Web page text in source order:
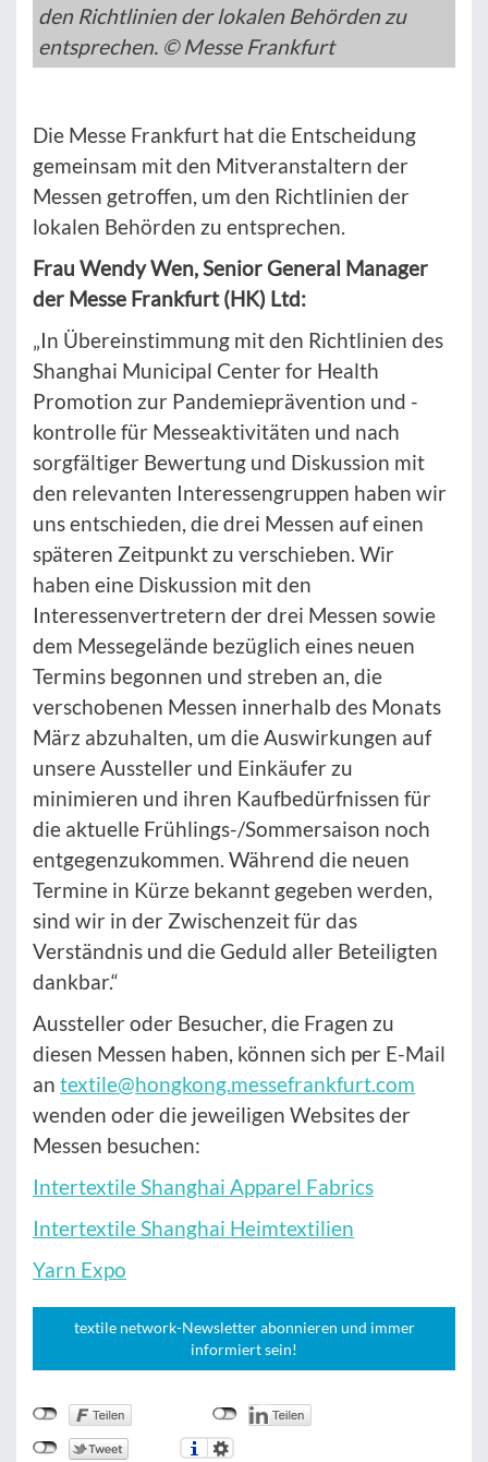
den Richtlinien der lokalen Behörden zu
entsprechen. © Messe Frankfurt
Die Messe Frankfurt hat die Entscheidung
gemeinsam mit den Mitveranstaltern der
Messen getroffen, um den Richtlinien der
lokalen Behörden zu entsprechen.
Frau Wendy Wen, Senior General Manager
der Messe Frankfurt (HK) Ltd:
„In Übereinstimmung mit den Richtlinien des
Shanghai Municipal Center for Health
Promotion zur Pandemieprävention und -
kontrolle für Messeaktivitäten und nach
sorgfältiger Bewertung und Diskussion mit
den relevanten Interessengruppen haben wir
uns entschieden, die drei Messen auf einen
späteren Zeitpunkt zu verschieben. Wir
haben eine Diskussion mit den
Interessenvertretern der drei Messen sowie
dem Messegelände bezüglich eines neuen
Termins begonnen und streben an, die
verschobenen Messen innerhalb des Monats
März abzuhalten, um die Auswirkungen auf
unsere Aussteller und Einkäufer zu
minimieren und ihren Kaufbedürfnissen für
die aktuelle Frühlings-/Sommersaison noch
entgegenzukommen. Während die neuen
Termine in Kürze bekannt gegeben werden,
sind wir in der Zwischenzeit für das
Verständnis und die Geduld aller Beteiligten
dankbar.“
Aussteller oder Besucher, die Fragen zu
diesen Messen haben, können sich per E-Mail
an textile@hongkong.messefrankfurt.com
wenden oder die jeweiligen Websites der
Messen besuchen:
Intertextile Shanghai Apparel Fabrics
Intertextile Shanghai Heimtextilien
Yarn Expo
textile network-Newsletter abonnieren und immer
informiert sein!